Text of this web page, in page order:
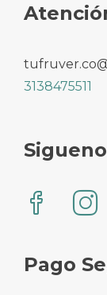
3138475511
Pago